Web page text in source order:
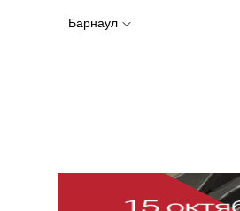
Барнаул